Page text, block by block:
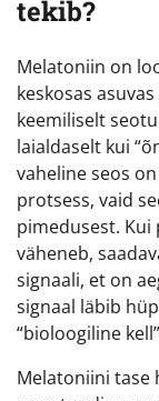
tekib?
Melatoniin on
keskosas
keemiliselt
laialdaselt kui
vaheline seos
protsess, vaid
pimedusest. Kui
väheneb,
signaali, et on
signaal läbib
“bioloogiline
Melatoniini tase